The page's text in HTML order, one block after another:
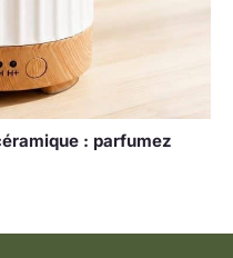
: parfumez